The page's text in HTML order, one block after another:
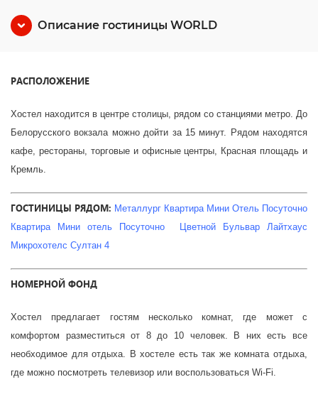
Описание гостиницы WORLD
РАСПОЛОЖЕНИЕ
Хостел находится в центре столицы, рядом со станциями метро. До
Белорусского вокзала можно дойти за 15 минут. Рядом находятся
кафе, рестораны, торговые и офисные центры, Красная площадь и
Кремль.
ГОСТИНИЦЫ РЯДОМ: Металлург Квартира Мини Отель Посуточно
Квартира Мини отель Посуточно
Цветной Бульвар
Лайтхаус
Микрохотелс Султан 4
НОМЕРНОЙ ФОНД
Хостел предлагает гостям несколько комнат, где может с
комфортом разместиться от 8 до 10 человек. В них есть все
необходимое для отдыха. В хостеле есть так же комната отдыха,
где можно посмотреть телевизор или воспользоваться Wi-Fi.